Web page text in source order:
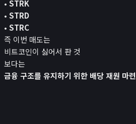
• STRK
• STRD
• STRC
즉 이번 매도는
비트코인이 싫어서 판 것
보다는
금융 구조를 유지하기 위한 배당 재원 마련